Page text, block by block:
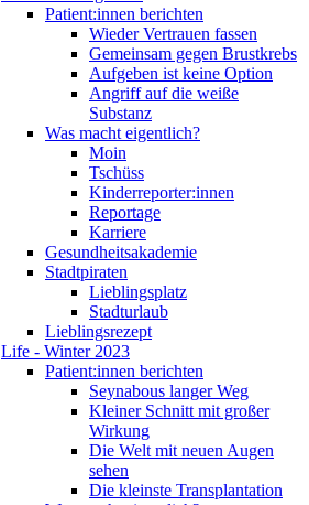
Patient:innen berichten
Wieder Vertrauen fassen
Gemeinsam gegen Brustkrebs
Aufgeben ist keine Option
Angriff auf die weiße
Substanz
Was macht eigentlich?
Moin
Tschüss
Kinderreporter:innen
Reportage
Karriere
Gesundheitsakademie
Stadtpiraten
Lieblingsplatz
Stadturlaub
Lieblingsrezept
Life - Winter 2023
Patient:innen berichten
Seynabous langer Weg
Kleiner Schnitt mit großer
Wirkung
Die Welt mit neuen Augen
sehen
Die kleinste Transplantation